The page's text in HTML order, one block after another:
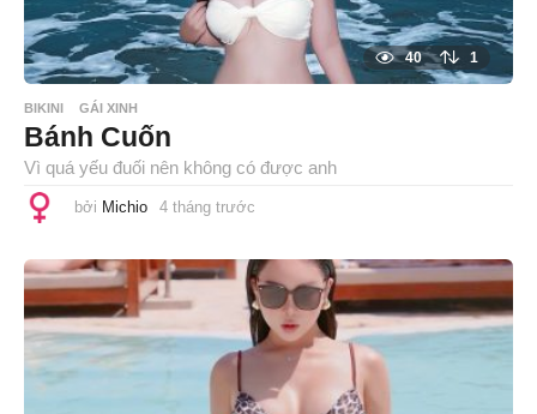
40 1
BIKINI GÁI XINH
Bánh Cuốn
Vì quá yếu đuối nên không có được anh
bởi Michio 4 tháng trước
á
n
g
t
r
ư